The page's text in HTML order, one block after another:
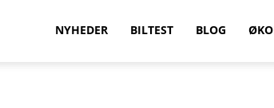
NYHEDER BILTEST BLOG